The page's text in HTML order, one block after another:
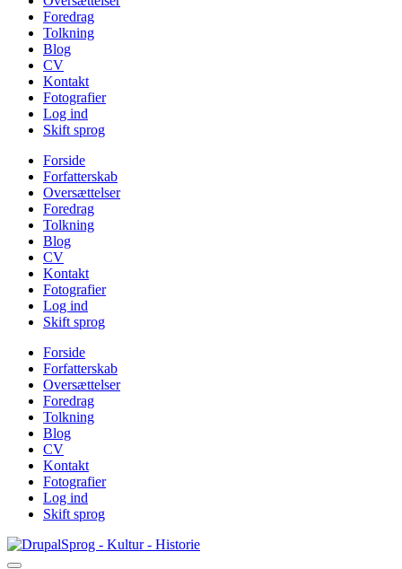
Foredrag
Tolkning
Blog
CV
Kontakt
Fotografier
Log ind
Skift sprog
Forside
Forfatterskab
Oversættelser
Foredrag
Tolkning
Blog
CV
Kontakt
Fotografier
Log ind
Skift sprog
Forside
Forfatterskab
Oversættelser
Foredrag
Tolkning
Blog
CV
Kontakt
Fotografier
Log ind
Skift sprog
Gå
til
Sprog - Kultur - Historie